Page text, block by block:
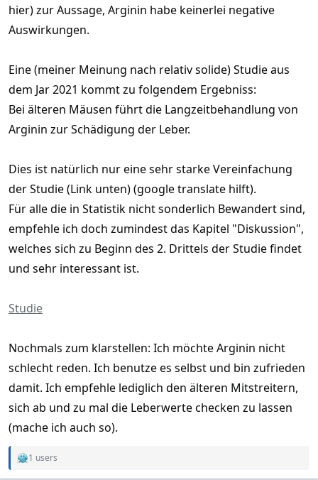
hier) zur Aussage, Arginin habe keinerlei negative
Auswirkungen.
Eine (meiner Meinung nach relativ solide) Studie aus
dem Jar 2021 kommt zu folgendem Ergebniss:
Bei älteren Mäusen führt die Langzeitbehandlung von
Arginin zur Schädigung der Leber.
Dies ist natürlich nur eine sehr starke Vereinfachung
der Studie (Link unten) (google translate hilft).
Für alle die in Statistik nicht sonderlich Bewandert sind,
empfehle ich doch zumindest das Kapitel "Diskussion",
welches sich zu Beginn des 2. Drittels der Studie findet
und sehr interessant ist.
Studie
Nochmals zum klarstellen: Ich möchte Arginin nicht
schlecht reden. Ich benutze es selbst und bin zufrieden
damit. Ich empfehle lediglich den älteren Mitstreitern,
sich ab und zu mal die Leberwerte checken zu lassen
(mache ich auch so).
R
1 users